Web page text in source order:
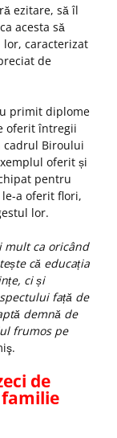
ezitare, să îl
acesta să
caracterizat
de
primit diplome
oferit întregii
cadrul Biroului
oferit și
pentru
le-a oferit flori,
lor.
mult ca oricând
că educația
ci și
față de
demnă de
frumos pe
de
familie